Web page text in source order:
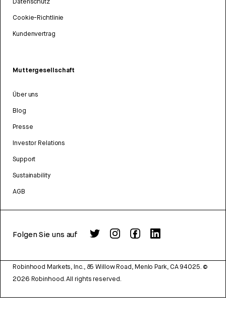
Cookie-Richtlinie
Kundenvertrag
Muttergesellschaft
Über uns
Blog
Presse
Investor Relations
Support
Sustainability
AGB
Folgen Sie uns auf
Robinhood Markets, Inc., 85 Willow Road, Menlo Park, CA 94025. ©
2026 Robinhood. All rights reserved.